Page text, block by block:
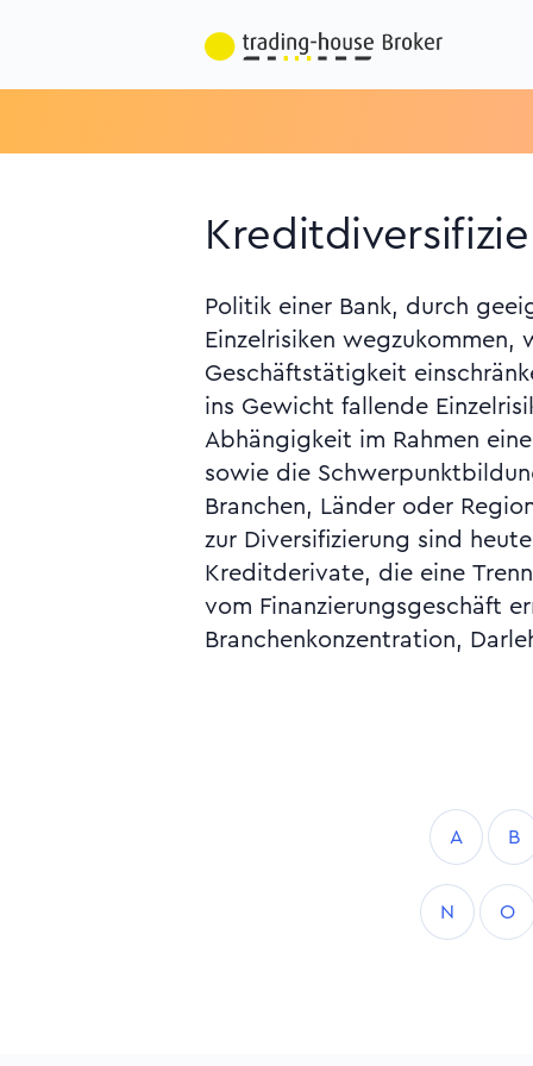
Politik einer Bank, durch
Einzelrisiken wegzukommen,
Geschäftstätigkeit
ins Gewicht fallende
Abhängigkeit im Rahmen
sowie die
Branchen, Länder oder
zur Diversifizierung sind
Kreditderivate, die eine
vom Finanzierungsgeschäft
Branchenkonzentration,
Geschäft, Gini-
Kunden, Herfindahl-Hirschman-
Klumprisiko,
allgemeines, Kreditderivate,
Leverage Ratio, True-
Monatsbericht der Deutschen
2006, S. 35 ff. (Berechnung
A B
N O